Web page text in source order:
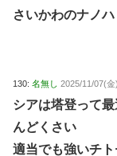
さいかわのナノハ
130: 名無し 2025/11/07(
シアは塔登って
んどくさい
適当でも強いチ